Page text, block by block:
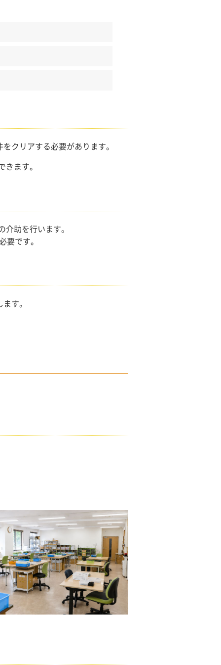
クリアする必要があります。
きます。
助を行います。
要です。
す。